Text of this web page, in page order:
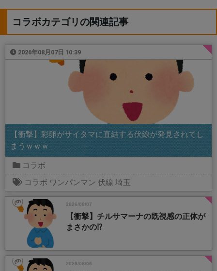
コラボカテゴリの関連記事
2026年08月07日 10:39
【衝撃】彩卵がサイタマに直結する伏線が発見されてし
まうｗｗｗ
コラボ
コラボ ワンパンマン 伏線 埼玉
2026/08/07
【衝撃】チルサマーナの既視感の正体が
まさかの⁉️
2026/08/06